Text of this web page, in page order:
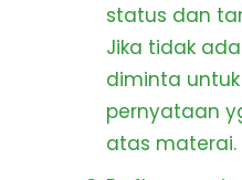
status dan
Jika tidak
diminta
pernyataan
atas materai.